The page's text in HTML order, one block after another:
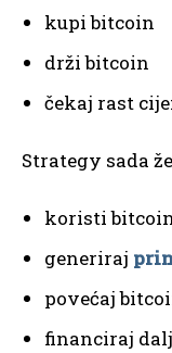
kupi bitcoin
drži bitcoin
čekaj rast
Strategy sada
koristi
generiraj
povećaj
financiraj